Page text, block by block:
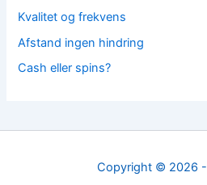
Kvalitet og frekvens
Afstand ingen hindring
Cash eller spins?
Copyright © 2026 -